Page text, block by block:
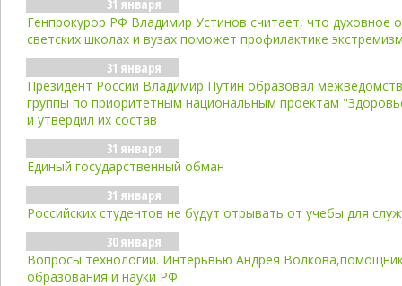
31 января
Генпрокурор РФ Владимир Устинов считает, что духовное
светских школах и вузах поможет профилактике
31 января
Президент России Владимир Путин образовал
группы по приоритетным национальным проектам
и утвердил их состав
31 января
Единый государственный обман
31 января
Российских студентов не будут отрывать от учебы для
30 января
Вопросы технологии. Интерьвью Андрея
образования и науки РФ.